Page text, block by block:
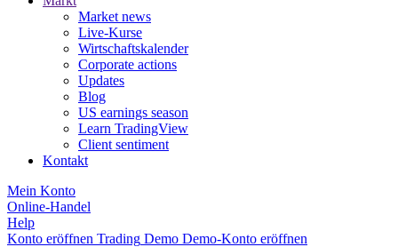
Market news
Live-Kurse
Wirtschaftskalender
Corporate actions
Updates
Blog
US earnings season
Learn TradingView
Client sentiment
Kontakt
Mein Konto
Online-Handel
Help
Konto eröffnen Trading Demo Demo-Konto eröffnen